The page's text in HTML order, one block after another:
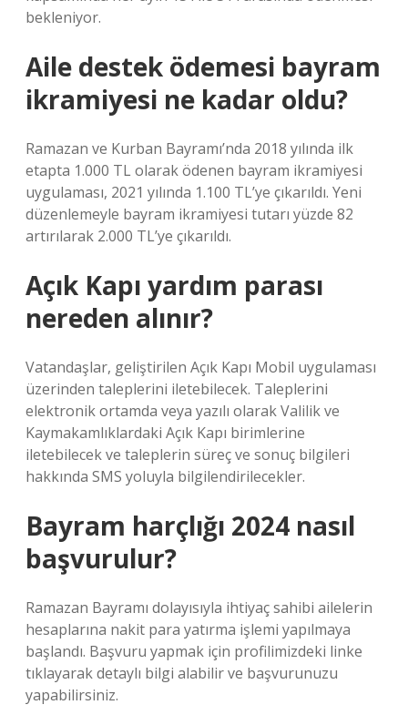
bekleniyor.
Aile destek ödemesi bayram
ikramiyesi ne kadar oldu?
Ramazan ve Kurban Bayramı’nda 2018 yılında ilk
etapta 1.000 TL olarak ödenen bayram ikramiyesi
uygulaması, 2021 yılında 1.100 TL’ye çıkarıldı. Yeni
düzenlemeyle bayram ikramiyesi tutarı yüzde 82
artırılarak 2.000 TL’ye çıkarıldı.
Açık Kapı yardım parası
nereden alınır?
Vatandaşlar, geliştirilen Açık Kapı Mobil uygulaması
üzerinden taleplerini iletebilecek. Taleplerini
elektronik ortamda veya yazılı olarak Valilik ve
Kaymakamlıklardaki Açık Kapı birimlerine
iletebilecek ve taleplerin süreç ve sonuç bilgileri
hakkında SMS yoluyla bilgilendirilecekler.
Bayram harçlığı 2024 nasıl
başvurulur?
Ramazan Bayramı dolayısıyla ihtiyaç sahibi ailelerin
hesaplarına nakit para yatırma işlemi yapılmaya
başlandı. Başvuru yapmak için profilimizdeki linke
tıklayarak detaylı bilgi alabilir ve başvurunuzu
yapabilirsiniz.